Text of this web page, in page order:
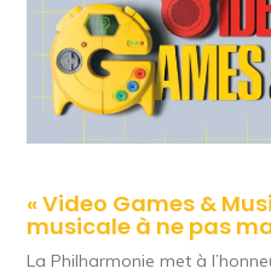
« Video Games &
musicale à ne pas
La Philharmonie met à